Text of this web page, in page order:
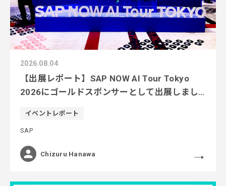
2026.08.04
【出展レポート】SAP NOW AI Tour Tokyo
2026にゴールドスポンサーとして出展しまし
イベントレポート
SAP
Chizuru Hanawa